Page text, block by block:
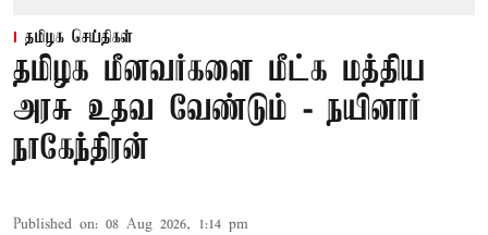
தமிழக செய்திகள்
தமிழக மீனவர்களை மீட்க மத்திய
அரசு உதவ வேண்டும் - நயினார்
நாகேந்திரன்
Published on: 08 Aug 2026, 1:14 pm